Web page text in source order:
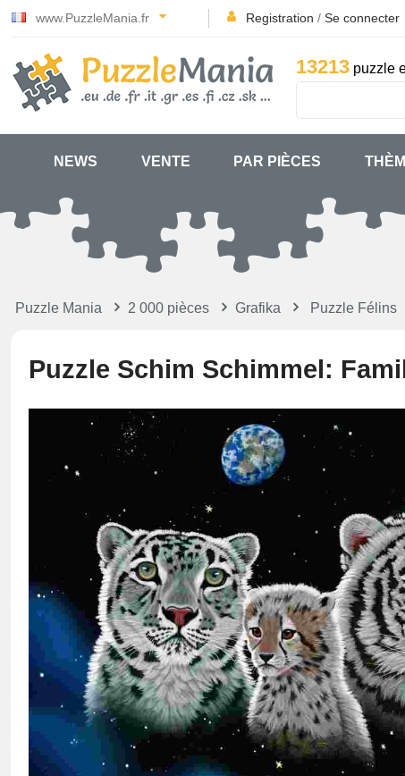
www.PuzzleMania.fr Registration / Se connecter
13213 puzzle
NEWS VENTE PAR PIÈCES
Puzzle Mania 2 000 pièces Grafika Puzzle Félins
Puzzle Schim Schimmel: